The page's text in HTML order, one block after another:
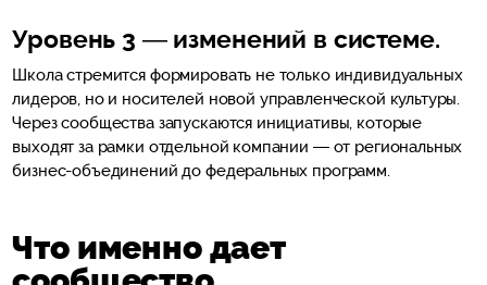
Уровень 3 — изменений в системе.
Школа стремится формировать не только индивидуальных
лидеров, но и носителей новой управленческой культуры.
Через сообщества запускаются инициативы, которые
выходят за рамки отдельной компании — от региональных
бизнес-объединений до федеральных программ.
Что именно дает